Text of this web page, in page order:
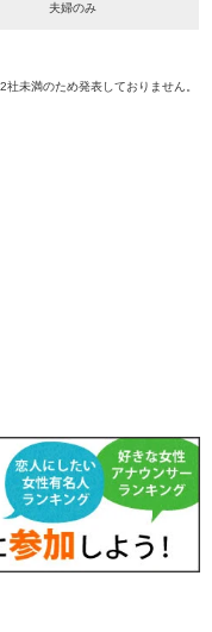
夫婦のみ
未満のため発表しておりません。